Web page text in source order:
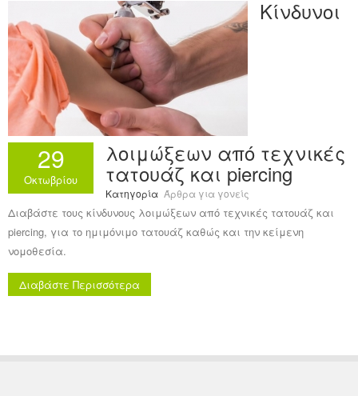
29
Οκτωβρίου
Κίνδυνοι
λοιμώξεων από τεχνικές
τατουάζ και piercing
Κατηγορία Άρθρα για γονείς
Διαβάστε τους κίνδυνους λοιμώξεων από τεχνικές τατουάζ και
piercing, για το ημιμόνιμο τατουάζ καθώς και την κείμενη
νομοθεσία.
Διαβάστε Περισσότερα
Ανακοινώσεις
Εργαλεία για Παιδιάτρους
Χρήσιμα Links
Επεξεργασία Προφίλ